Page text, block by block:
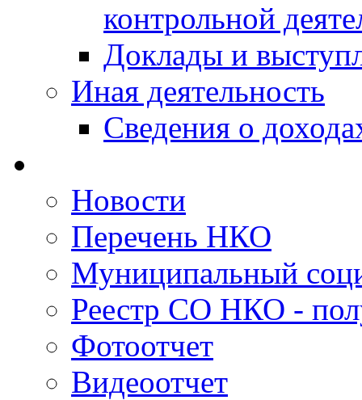
контрольной
Доклады и
Иная деятельность
Сведения о
Новости
Перечень НКО
Муниципальный
Реестр СО НКО -
Фотоотчет
Видеоотчет